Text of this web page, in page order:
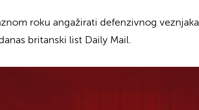
roku angažirati defenzivnog veznjaka
britanski list Daily Mail.